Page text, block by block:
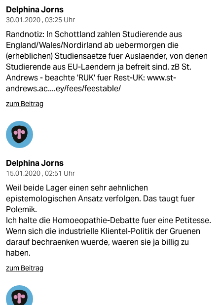
Delphina Jorns
30.01.2020 , 03:25 Uhr
Randnotiz: In Schottland zahlen Studierende aus
England/Wales/Nordirland ab uebermorgen die
(erheblichen) Studiensaetze fuer Auslaender, von denen
Studierende aus EU-Laendern ja befreit sind. zB St.
Andrews - beachte 'RUK' fuer Rest-UK: www.st-
andrews.ac....ey/fees/feestable/
zum Beitrag
Delphina Jorns
15.01.2020 , 02:51 Uhr
Weil beide Lager einen sehr aehnlichen
epistemologischen Ansatz verfolgen. Das taugt fuer
Polemik.
Ich halte die Homoeopathie-Debatte fuer eine Petitesse.
Wenn sich die industrielle Klientel-Politik der Gruenen
darauf bechraenken wuerde, waeren sie ja billig zu
haben.
zum Beitrag